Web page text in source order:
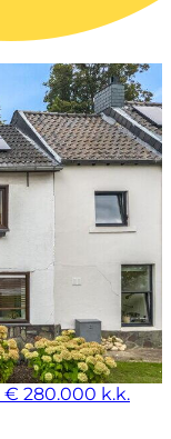
€ 280.000 k.k.